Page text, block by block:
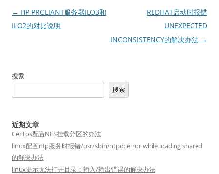
文
章
← HP PROLIANT服务器ILO3和
ILO2的对比说明
REDHAT启动时报错
UNEXPECTED
INCONSISTENCY的解决办法 →
搜索
搜索
近期文章
Centos配置NFS挂载分区的办法
linux配置ntp服务时报错/usr/sbin/ntpd: error while loading shared
的解决办法
linux提示无法打开目录：输入/输出错误的解决办法